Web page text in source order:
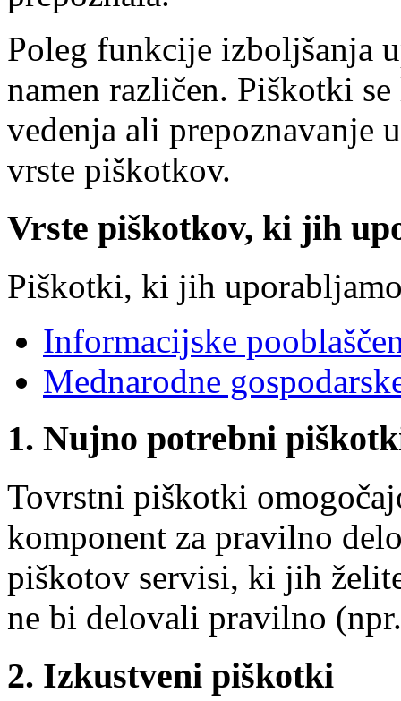
Poleg funkcije izboljšanja
namen različen. Piškotki
vedenja ali prepoznavanje
vrste piškotkov.
Vrste piškotkov, ki jih
Piškotki, ki jih
Informacijske
Mednarodne
1. Nujno potrebni
Tovrstni piškotki
komponent za pravilno
piškotov servisi, ki jih
ne bi delovali pravilno
2. Izkustveni piškotki